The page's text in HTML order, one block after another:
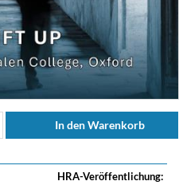
In den Warenkorb
HRA-Veröffentlichung: